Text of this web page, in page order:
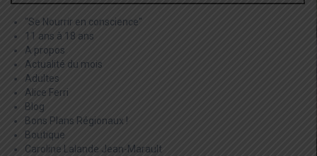
"Se Nourrir en conscience"
11 ans à 18 ans
A propos
Actualité du mois
Adultes
Alice Ferri
Blog
Bons Plans Régionaux !
Boutique
Caroline Lalande Jean-Marault